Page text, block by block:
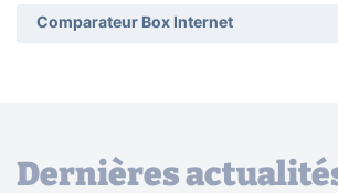
Comparateur Box Internet
Dernières